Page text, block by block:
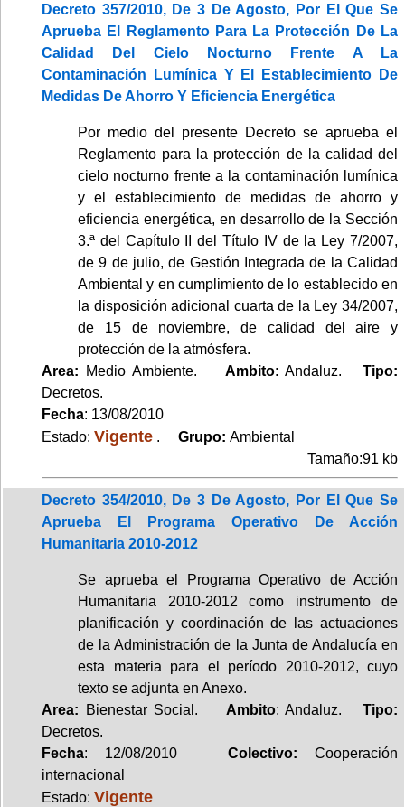
Decreto 357/2010, De 3 De Agosto, Por El Que Se
Aprueba El Reglamento Para La Protección De La
Calidad Del Cielo Nocturno Frente A La
Contaminación Lumínica Y El Establecimiento De
Medidas De Ahorro Y Eficiencia Energética
Por medio del presente Decreto se aprueba el
Reglamento para la protección de la calidad del
cielo nocturno frente a la contaminación lumínica
y el establecimiento de medidas de ahorro y
eficiencia energética, en desarrollo de la Sección
3.ª del Capítulo II del Título IV de la Ley 7/2007,
de 9 de julio, de Gestión Integrada de la Calidad
Ambiental y en cumplimiento de lo establecido en
la disposición adicional cuarta de la Ley 34/2007,
de 15 de noviembre, de calidad del aire y
protección de la atmósfera.
Area: Medio Ambiente. Ambito: Andaluz.Tipo:
Decretos.
Fecha: 13/08/2010
Estado: Vigente . Grupo: Ambiental
Tamaño:91 kb
Decreto 354/2010, De 3 De Agosto, Por El Que Se
Aprueba El Programa Operativo De Acción
Humanitaria 2010-2012
Se aprueba el Programa Operativo de Acción
Humanitaria 2010-2012 como instrumento de
planificación y coordinación de las actuaciones
de la Administración de la Junta de Andalucía en
esta materia para el período 2010-2012, cuyo
texto se adjunta en Anexo.
Area: Bienestar Social. Ambito: Andaluz.Tipo:
Decretos.
Fecha: 12/08/2010Colectivo:Cooperación
internacional
Estado: Vigente